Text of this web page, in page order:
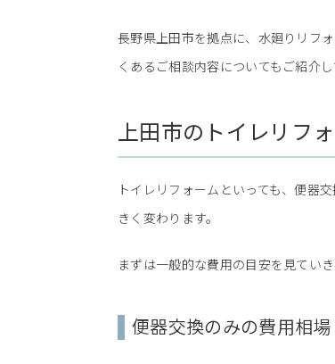
長野県上田市を拠点に、水廻りリフ
くあるご相談内容についてもご紹介し
上田市のトイレリフ
トイレリフォームといっても、便器
きく変わります。
まずは一般的な費用の目安を見ていき
便器交換のみの費用相場